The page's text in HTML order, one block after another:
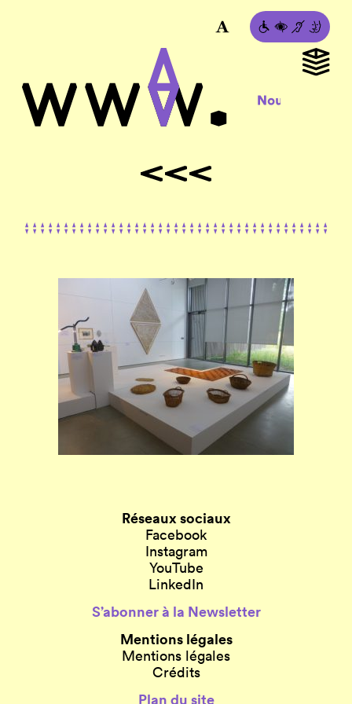
Réseaux sociaux
Facebook
Instagram
YouTube
LinkedIn
S’abonner à la Newsletter
Mentions légales
Mentions légales
Crédits
Plan du site